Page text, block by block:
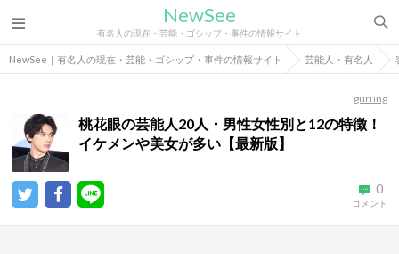
NewSee
有名人の現在・芸能・ゴシップ・事件の情報サイト
NewSee｜有名人の現在・芸能・ゴシップ・事件の情報サイト 芸能人・有名人
gurung
桃花眼の芸能人20人・男性女性別と12の特徴！
イケメンや美女が多い【最新版】
0
コメント